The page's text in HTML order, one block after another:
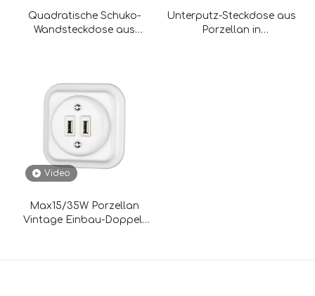
Quadratische Schuko-
Wandsteckdose aus
Unterputz-Steckdose aus
Porzellan in
Video
Max15/35W Porzellan
Vintage Einbau-Doppel-